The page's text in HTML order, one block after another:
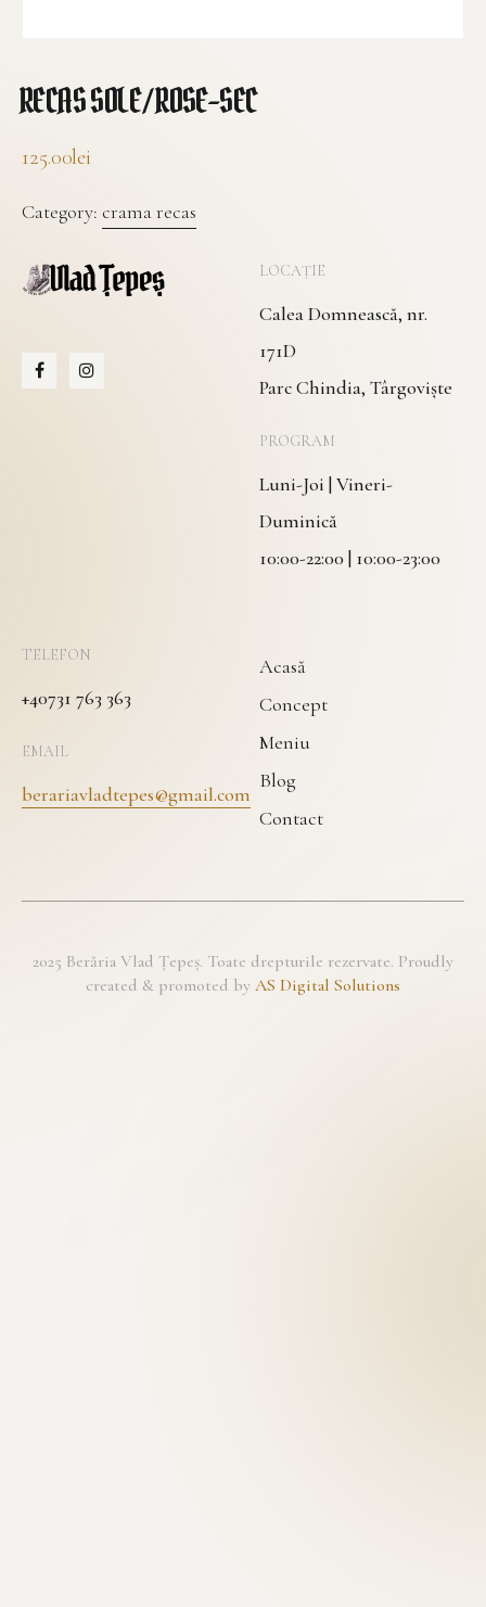
RECAS SOLE / ROSE-SEC
125.00lei
Category: crama recas
LOCAȚIE
Calea Domnească, nr.
171D
Parc Chindia, Târgoviște
PROGRAM
Luni-Joi | Vineri-
Duminică
10:00-22:00 | 10:00-23:00
TELEFON
+40731 763 363
EMAIL
berariavladtepes@gmail.com
Acasă
Concept
Meniu
Blog
Contact
2025 Berăria Vlad Țepeș. Toate drepturile rezervate. Proudly
created & promoted by AS Digital Solutions